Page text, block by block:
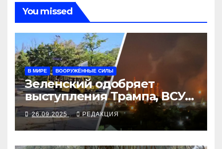
You missed
В МИРЕ ВООРУЖЁННЫЕ СИЛЫ
Зеленский одобряет
выступления Трампа, ВСУ
закрыли Добропольский
рубеж
26.09.2025 РЕДАКЦИЯ